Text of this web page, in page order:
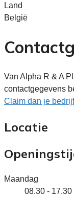
Land
België
Van Alpha R & A
contactgegevens
Claim dan je bedrijf
Locatie
Maandag
08.30 - 17.30